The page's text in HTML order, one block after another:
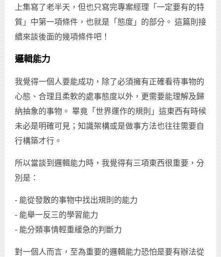
上集寫了老半天，但也只寫完專案經理「一定要有的特
質」中第一項條件，也就是「態度」的部分。 這篇則接
續來談後面的幾項條件吧！
邏輯能力
我覺得一個人要能成功，除了必須擁有正確看待事物的
心態、合理且柔軟的處事態度以外，更需要能理解及歸
納抽象的事物。 畢竟「世界運作的規則」這東西有時候
未必是明確可見；知識架構或是做事方法也往往需要自
行構築才行。
所以當談到邏輯能力時，我覺得有三項東西很重要，分
別是：
- 能從發散的事物中找出規則的能力
- 能舉一反三的學習能力
- 能分類事情輕重緩急的判斷力
對一個人而言，至為重要的邏輯能力恐怕是要有辦法從